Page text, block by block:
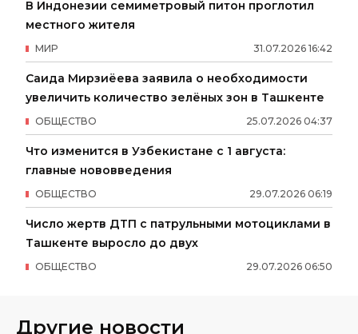
В Индонезии семиметровый питон проглотил
местного жителя
31.07.2026 16:42
МИР
Саида Мирзиёева заявила о необходимости
увеличить количество зелёных зон в Ташкенте
25.07.2026 04:37
ОБЩЕСТВО
Что изменится в Узбекистане с 1 августа:
главные нововведения
29.07.2026 06:19
ОБЩЕСТВО
Число жертв ДТП с патрульными мотоциклами в
Ташкенте выросло до двух
29.07.2026 06:50
ОБЩЕСТВО
Другие новости